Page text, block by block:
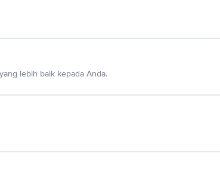
lebih baik kepada Anda.